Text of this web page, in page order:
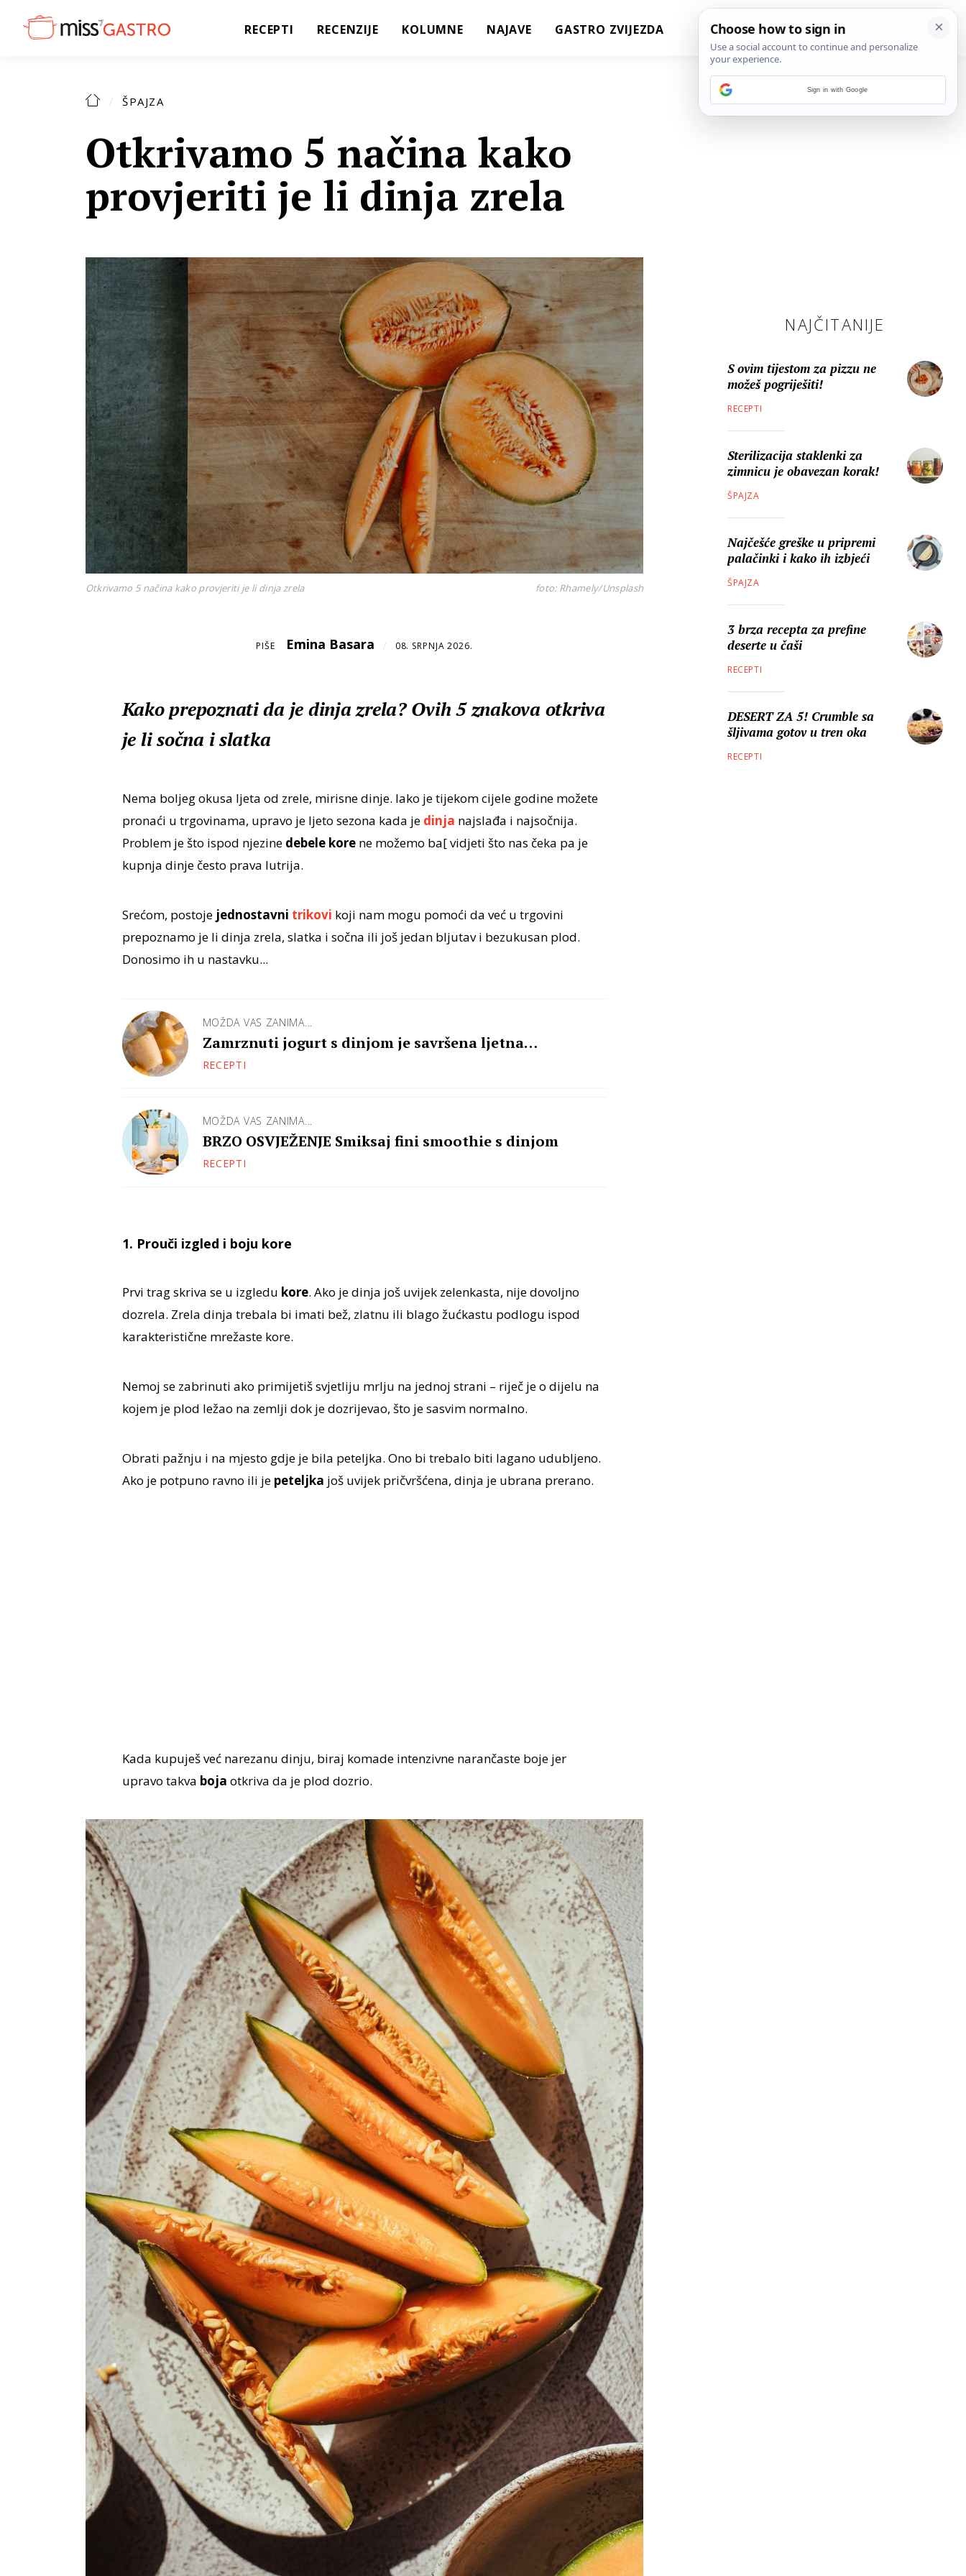
RECEPTI RECENZIJE KOLUMNE NAJAVE GASTRO ZVIJEZDA
ŠPAJZA
Otkrivamo 5 načina kako
provjeriti je li dinja zrela
Otkrivamo 5 načina kako provjeriti je li dinja zrela foto: Rhamely/Unsplash
PIŠE Emina Basara / 08. SRPNJA 2026.
Kako prepoznati da je dinja zrela? Ovih 5 znakova otkriva
je li sočna i slatka
Nema boljeg okusa ljeta od zrele, mirisne dinje. Iako je tijekom cijele godine možete
pronaći u trgovinama, upravo je ljeto sezona kada je dinja najslađa i najsočnija.
Problem je što ispod njezine debele korene možemo ba[ vidjeti što nas čeka pa je
kupnja dinje često prava lutrija.
Srećom, postoje jednostavni trikovi koji nam mogu pomoći da već u trgovini
prepoznamo je li dinja zrela, slatka i sočna ili još jedan bljutav i bezukusan plod.
Donosimo ih u nastavku...
MOŽDA VAS ZANIMA...
Zamrznuti jogurt s dinjom je savršena ljetna
kombinacija
RECEPTI
MOŽDA VAS ZANIMA...
BRZO OSVJEŽENJE Smiksaj fini smoothie s dinjom
RECEPTI
1. Prouči izgled i boju kore
Prvi trag skriva se u izgledu kore. Ako je dinja još uvijek zelenkasta, nije dovoljno
dozrela. Zrela dinja trebala bi imati bež, zlatnu ili blago žućkastu podlogu ispod
karakteristične mrežaste kore.
Nemoj se zabrinuti ako primijetiš svjetliju mrlju na jednoj strani – riječ je o dijelu na
kojem je plod ležao na zemlji dok je dozrijevao, što je sasvim normalno.
Obrati pažnju i na mjesto gdje je bila peteljka. Ono bi trebalo biti lagano udubljeno.
Ako je potpuno ravno ili je peteljka još uvijek pričvršćena, dinja je ubrana prerano.
Kada kupuješ već narezanu dinju, biraj komade intenzivne narančaste boje jer
upravo takva boja otkriva da je plod dozrio.
NAJČITANIJE
S ovim tijestom za pizzu ne
možeš pogriješiti!
RECEPTI
Sterilizacija staklenki za
zimnicu je obavezan korak!
ŠPAJZA
Najčešće greške u pripremi
palačinki i kako ih izbjeći
ŠPAJZA
3 brza recepta za prefine
deserte u čaši
RECEPTI
DESERT ZA 5! Crumble sa
šljivama gotov u tren oka
RECEPTI
Sign in with Google